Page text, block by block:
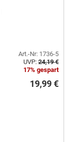
Art.-Nr: 1736-5
UVP: 24,19 €
17% gespart
19,99 €